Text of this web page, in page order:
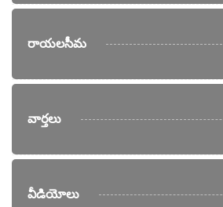
రాయలసీమ
వార్తలు
వీడియోలు